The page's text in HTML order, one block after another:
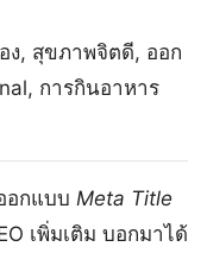
ง, สุขภาพจิตดี, ออก
การกินอาหาร
อกแบบ Meta Title
เพิ่มเติม บอกมาได้